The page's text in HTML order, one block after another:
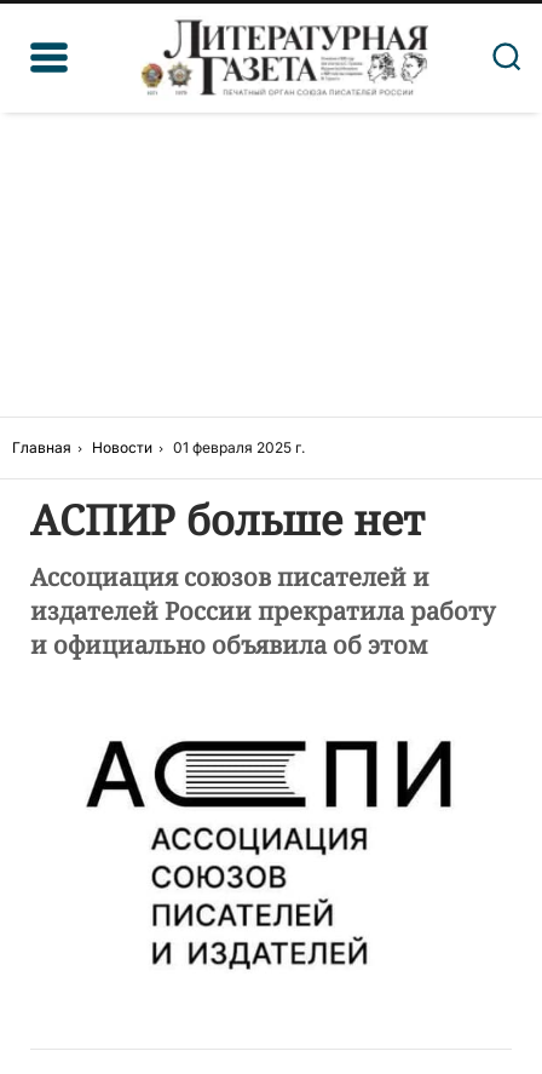
Главная Новости 01 февраля 2025 г.
АСПИР больше нет
Ассоциация союзов писателей и
издателей России прекратила работу
и официально объявила об этом